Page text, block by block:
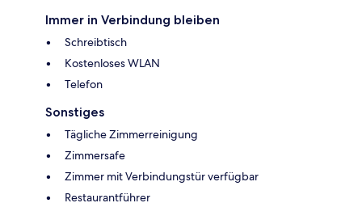
Immer in Verbindung bleiben
Schreibtisch
Kostenloses WLAN
Telefon
Sonstiges
Tägliche Zimmerreinigung
Zimmersafe
Zimmer mit Verbindungstür verfügbar
Restaurantführer